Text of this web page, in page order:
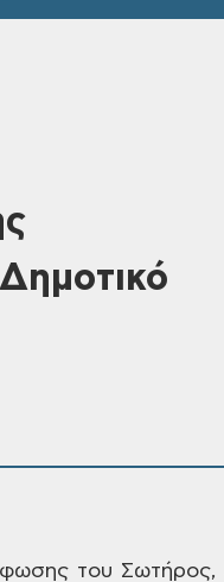
του Σωτήρος,